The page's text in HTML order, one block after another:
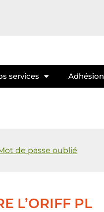
services Adhésion
de passe oublié
L’ORIFF PL